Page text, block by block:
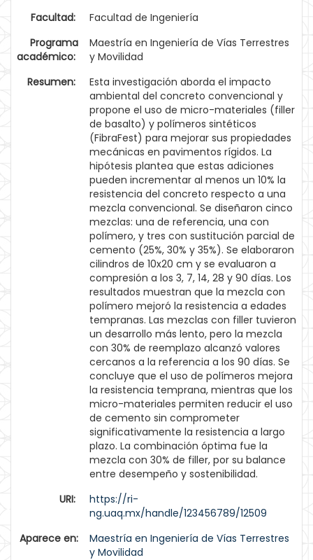
Facultad:
Facultad de Ingeniería
Programa
académico:
Maestría en Ingeniería de Vías Terrestres
y Movilidad
Resumen:
Esta investigación aborda el impacto
ambiental del concreto convencional y
propone el uso de micro-materiales (filler
de basalto) y polímeros sintéticos
(FibraFest) para mejorar sus propiedades
mecánicas en pavimentos rígidos. La
hipótesis plantea que estas adiciones
pueden incrementar al menos un 10% la
resistencia del concreto respecto a una
mezcla convencional. Se diseñaron cinco
mezclas: una de referencia, una con
polímero, y tres con sustitución parcial de
cemento (25%, 30% y 35%). Se elaboraron
cilindros de 10x20 cm y se evaluaron a
compresión a los 3, 7, 14, 28 y 90 días. Los
resultados muestran que la mezcla con
polímero mejoró la resistencia a edades
tempranas. Las mezclas con filler tuvieron
un desarrollo más lento, pero la mezcla
con 30% de reemplazo alcanzó valores
cercanos a la referencia a los 90 días. Se
concluye que el uso de polímeros mejora
la resistencia temprana, mientras que los
micro-materiales permiten reducir el uso
de cemento sin comprometer
significativamente la resistencia a largo
plazo. La combinación óptima fue la
mezcla con 30% de filler, por su balance
entre desempeño y sostenibilidad.
URI:
https://ri-
ng.uaq.mx/handle/123456789/12509
Aparece en:
Maestría en Ingeniería de Vías Terrestres
y Movilidad